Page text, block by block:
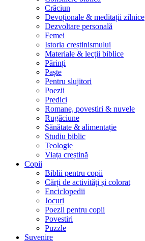
Crăciun
Devoționale & meditații zilnice
Dezvoltare personală
Femei
Istoria creștinismului
Materiale & lecții biblice
Părinți
Paște
Pentru slujitori
Poezii
Predici
Romane, povestiri & nuvele
Rugăciune
Sănătate & alimentație
Studiu biblic
Teologie
Viața creștină
Copii
Biblii pentru copii
Cărți de activități și colorat
Enciclopedii
Jocuri
Poezii pentru copii
Povestiri
Puzzle
Suvenire